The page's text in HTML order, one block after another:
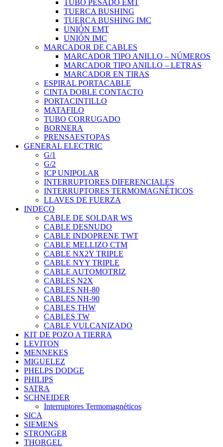
TUBO PESADO EMT
TUERCA BUSHING
TUERCA BUSHING IMC
UNIÓN EMT
UNIÓN IMC
MARCADOR DE CABLES
MARCADOR TIPO ANILLO – NÚMEROS
MARCADOR TIPO ANILLO – LETRAS
MARCADOR EN TIRAS
ESPIRAL PORTACABLE
CINTA DOBLE CONTACTO
PORTACINTILLO
MATAFILO
TUBO CORRUGADO
BORNERA
PRENSAESTOPAS
GENERAL ELECTRIC
G/1
G/2
ICP UNIPOLAR
INTERRUPTORES DIFERENCIALES
INTERRUPTORES TERMOMAGNÉTICOS
LLAVES DE FUERZA
INDECO
CABLE DE SOLDAR WS
CABLE DESNUDO
CABLE INDOPRENE TWT
CABLE MELLIZO CTM
CABLE NX2Y TRIPLE
CABLE NYY TRIPLE
CABLE AUTOMOTRIZ
CABLES N2X
CABLES NH-80
CABLES NH-90
CABLES THW
CABLES TW
CABLE VULCANIZADO
KIT DE POZO A TIERRA
LEVITON
MENNEKES
MIGUELEZ
PHELPS DODGE
PHILIPS
SATRA
SCHNEIDER
Interruptores Termomagnéticos
SICA
SIEMENS
STRONGER
THORGEL